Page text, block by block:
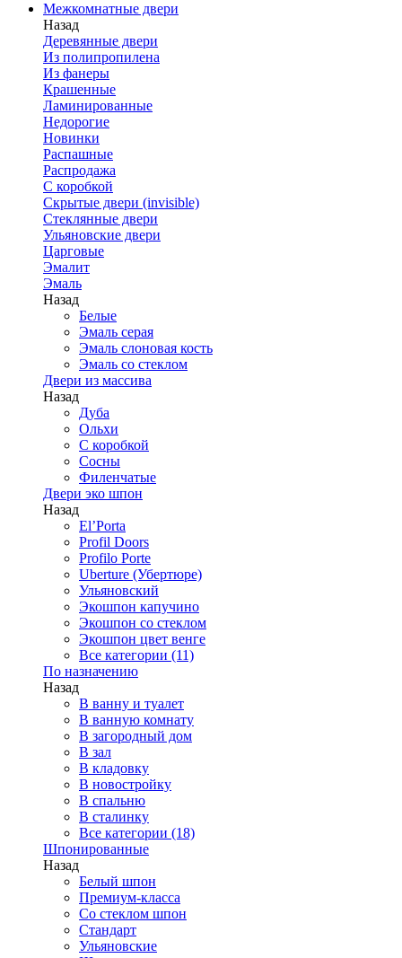
Межкомнатные двери
Назад
Деревянные двери
Из полипропилена
Из фанеры
Крашенные
Ламинированные
Недорогие
Новинки
Распашные
Распродажа
С коробкой
Скрытые двери (invisible)
Стеклянные двери
Ульяновские двери
Царговые
Эмалит
Эмаль
Назад
Белые
Эмаль серая
Эмаль слоновая кость
Эмаль со стеклом
Двери из массива
Назад
Дуба
Ольхи
С коробкой
Сосны
Филенчатые
Двери эко шпон
Назад
El’Porta
Profil Doors
Profilo Porte
Uberture (Убертюре)
Ульяновский
Экошпон капучино
Экошпон со стеклом
Экошпон цвет венге
Все категории (11)
По назначению
Назад
В ванну и туалет
В ванную комнату
В загородный дом
В зал
В кладовку
В новостройку
В спальню
В сталинку
Все категории (18)
Шпонированные
Назад
Белый шпон
Премиум-класса
Со стеклом шпон
Стандарт
Ульяновские